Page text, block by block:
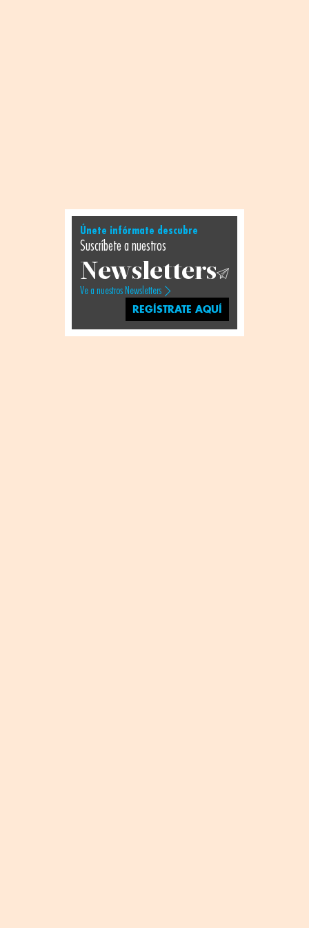
Únete infórmate descubre
Suscríbete a nuestros
Newsletters
Ve a nuestros Newsletters
REGÍSTRATE AQUÍ